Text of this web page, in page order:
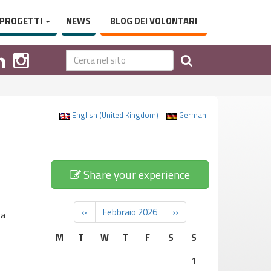
PROGETTI NEWS BLOG DEI VOLONTARI
English (United Kingdom) German
Share your experience
‹‹ Febbraio 2026
››
M
T W T F S
S
1